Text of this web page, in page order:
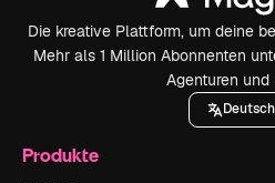
Die kreative Plattform, um deine
Mehr als 1 Million Abonnenten
Agenturen und
Deutsch
Produkte